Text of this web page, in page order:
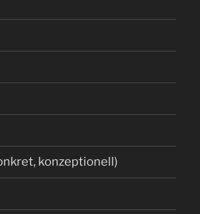
konzeptionell)